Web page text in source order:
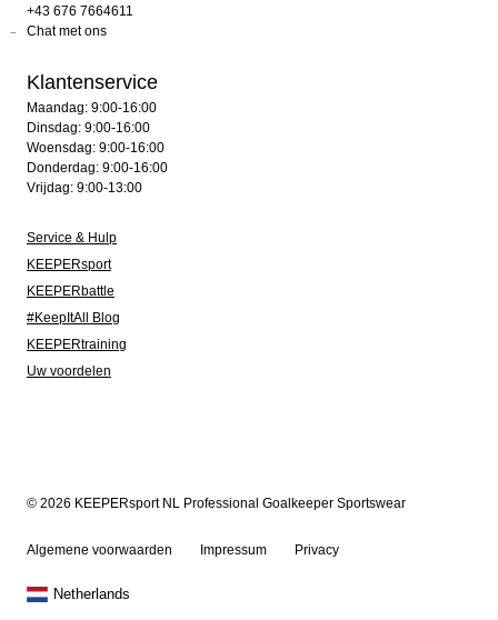
+43 676 7664611
Chat met ons
Klantenservice
Maandag: 9:00-16:00
Dinsdag: 9:00-16:00
Woensdag: 9:00-16:00
Donderdag: 9:00-16:00
Vrijdag: 9:00-13:00
Service & Hulp
KEEPERsport
KEEPERbattle
#KeepItAll Blog
KEEPERtraining
Uw voordelen
© 2026 KEEPERsport NL Professional Goalkeeper Sportswear
Algemene voorwaarden Impressum Privacy
Netherlands